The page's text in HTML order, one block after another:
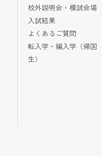
校外説明会・模試会場
入試結果
よくあるご質問
転入学・編入学（帰国
生）